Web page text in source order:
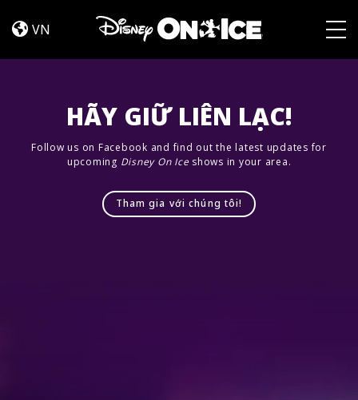
Dance
VN
HÃY GIỮ LIÊN LẠC!
Follow us on Facebook and find out the latest updates for
upcoming Disney On Iceshows in your area.
Tham gia với chúng tôi!